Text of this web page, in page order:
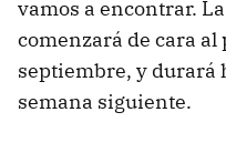
vamos a encontrar. La
comenzará de cara
septiembre, y durará
semana siguiente.